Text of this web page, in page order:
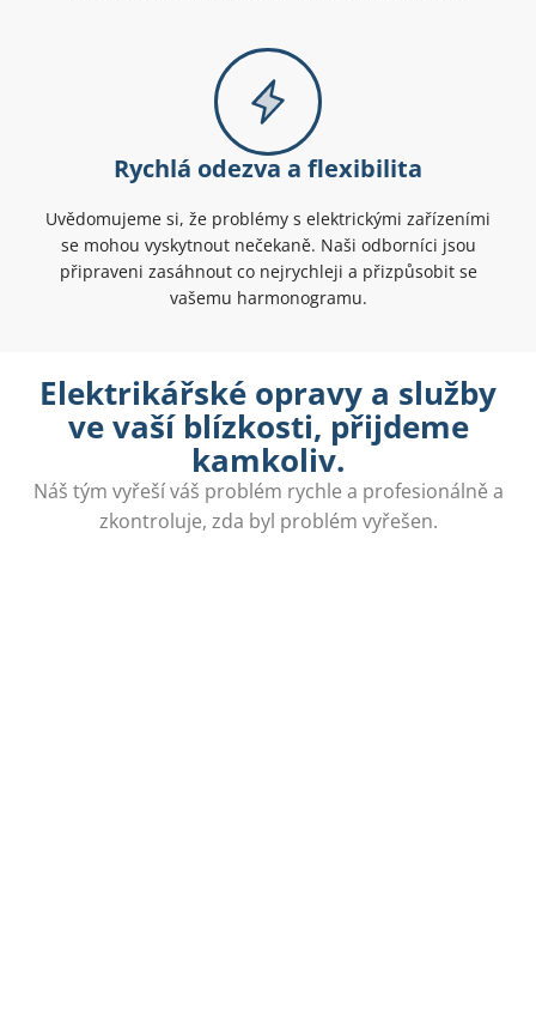
Rychlá odezva a flexibilita
Uvědomujeme si, že problémy s elektrickými zařízeními
se mohou vyskytnout nečekaně. Naši odborníci jsou
připraveni zasáhnout co nejrychleji a přizpůsobit se
vašemu harmonogramu.
Elektrikářské opravy a služby
ve vaší blízkosti, přijdeme
kamkoliv.
Náš tým vyřeší váš problém rychle a profesionálně a
zkontroluje, zda byl problém vyřešen.